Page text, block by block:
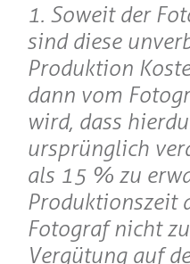
1. Soweit der
sind diese
Produktion
dann vom
wird, dass
ursprünglich
als 15 % zu
Produktionszeit
Fotograf nicht
Vergütung auf